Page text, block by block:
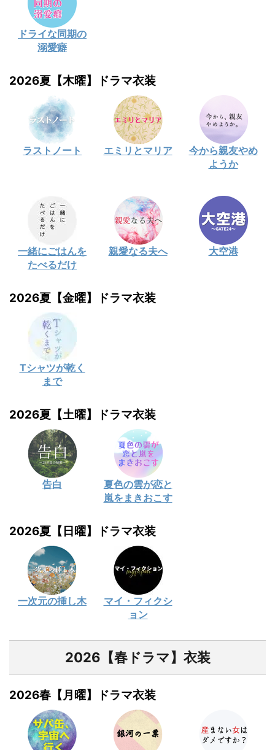
ドライな同期の
溺愛癖
2026夏【木曜】ドラマ衣装
ラストノート エミリとマリア
今から親友やめ
ようか
一緒にごはんを
たべるだけ
親愛なる夫へ 大空港
2026夏【金曜】ドラマ衣装
Tシャツが乾く
まで
2026夏【土曜】ドラマ衣装
告白
夏色の雲が恋と
嵐をまきおこす
2026夏【日曜】ドラマ衣装
一次元の挿し木
マイ・フィクシ
ョン
2026【春ドラマ】衣装
2026春【月曜】ドラマ衣装